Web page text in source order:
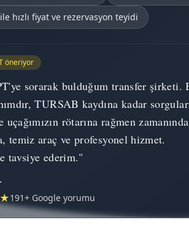
hızlı fiyat ve rezervasyon teyidi
öneriyor
sorarak bulduğum transfer şirketi.
TURSAB kaydına kadar
uçağımızın rötarına rağmen zamanında
temiz araç ve profesyonel hizmet.
tavsiye ederim."
191+ Google yorumu